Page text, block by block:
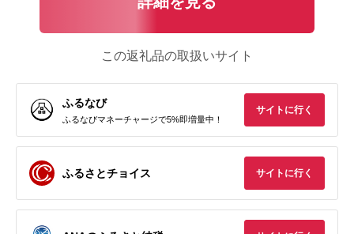
この返礼品の取扱いサイト
ふるなび
ふるなびマネーチャージで5%即増量中！
サイトに行く
ふるさとチョイス サイトに行く